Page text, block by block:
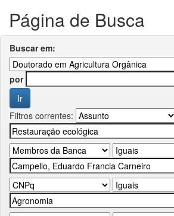
Página de Busca
Buscar em:
por
Filtros correntes: